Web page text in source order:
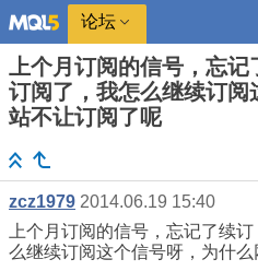
论坛
上个月订阅的信号，忘
订阅了，我怎么继续订阅
站不让订阅了呢
zcz1979 2014.06.19 15:40
上个月订阅的信号，忘记了续
么继续订阅这个信号呀，为什